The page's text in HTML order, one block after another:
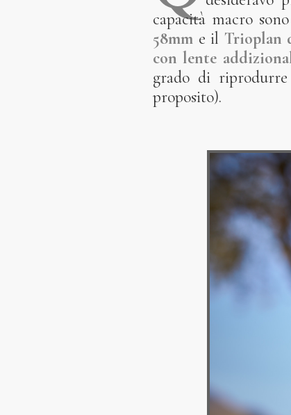
capacità macro
58mm e il Trioplan
con lente
grado di
proposito).